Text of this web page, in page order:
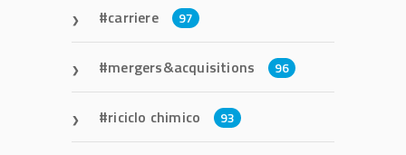
carriere 97
mergers&acquisitions 96
riciclo chimico 93